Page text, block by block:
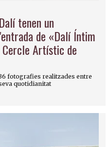
tenen un
de «Dalí Íntim
Artístic de
fotografies realitzades entre
quotidianitat